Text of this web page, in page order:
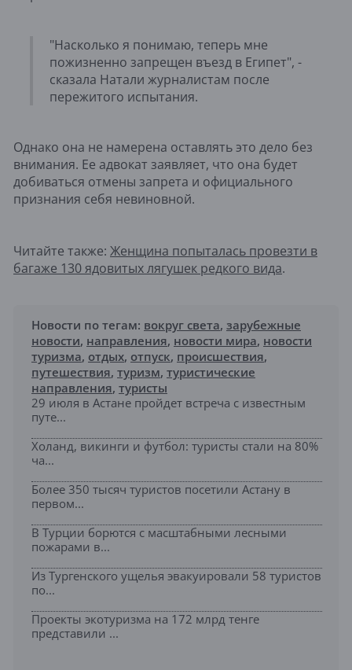
"Насколько я понимаю, теперь мне
пожизненно запрещен въезд в Египет", -
сказала Натали журналистам после
пережитого испытания.
Однако она не намерена оставлять это дело без
внимания. Ее адвокат заявляет, что она будет
добиваться отмены запрета и официального
признания себя невиновной.
Читайте также: Женщина попыталась провезти в
багаже 130 ядовитых лягушек редкого вида.
Новости по тегам: вокруг света, зарубежные
новости, направления, новости мира, новости
туризма, отдых, отпуск, происшествия,
путешествия, туризм, туристические
направления, туристы
29 июля в Астане пройдет встреча с известным
путе...
Холанд, викинги и футбол: туристы стали на 80%
ча...
Более 350 тысяч туристов посетили Астану в
первом...
В Турции борются с масштабными лесными
пожарами в...
Из Тургенского ущелья эвакуировали 58 туристов
по...
Проекты экотуризма на 172 млрд тенге
представили ...